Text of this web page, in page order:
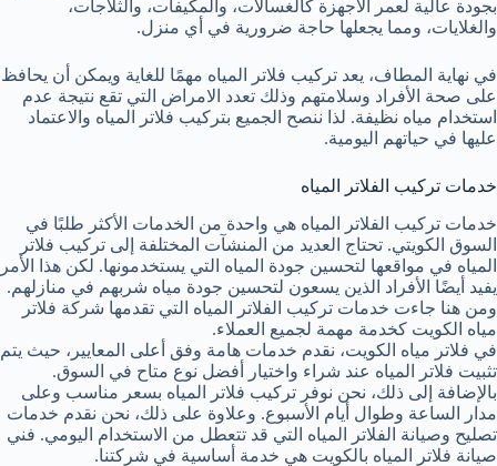
بجودة عالية لعمر الأجهزة كالغسالات، والمكيفات، والثلاجات،
والغلايات، ومما يجعلها حاجة ضرورية في أي منزل.
في نهاية المطاف، يعد تركيب فلاتر المياه مهمًا للغاية ويمكن أن يحافظ
على صحة الأفراد وسلامتهم وذلك تعدد الامراض التي تقع نتيجة عدم
استخدام مياه نظيفة. لذا ننصح الجميع بتركيب فلاتر المياه والاعتماد
عليها في حياتهم اليومية.
خدمات تركيب الفلاتر المياه
خدمات تركيب الفلاتر المياه هي واحدة من الخدمات الأكثر طلبًا في
السوق الكويتي. تحتاج العديد من المنشآت المختلفة إلى تركيب فلاتر
المياه في مواقعها لتحسين جودة المياه التي يستخدمونها. لكن هذا الأمر
يفيد أيضًا الأفراد الذين يسعون لتحسين جودة مياه شربهم في منازلهم.
ومن هنا جاءت خدمات تركيب الفلاتر المياه التي تقدمها شركة فلاتر
مياه الكويت كخدمة مهمة لجميع العملاء.
في فلاتر مياه الكويت، نقدم خدمات هامة وفق أعلى المعايير، حيث يتم
تثبيت فلاتر المياه عند شراء واختيار أفضل نوع متاح في السوق.
بالإضافة إلى ذلك، نحن نوفر تركيب فلاتر المياه بسعر مناسب وعلى
مدار الساعة وطوال أيام الأسبوع. وعلاوة على ذلك، نحن نقدم خدمات
تصليح وصيانة الفلاتر المياه التي قد تتعطل من الاستخدام اليومي. فني
صيانة فلاتر المياه بالكويت هي خدمة أساسية في شركتنا.